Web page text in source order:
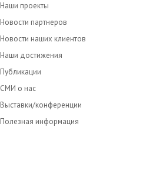
Наши проекты
Новости партнеров
Новости наших клиентов
Наши достижения
Публикации
СМИ о нас
Выставки/конференции
Полезная информация